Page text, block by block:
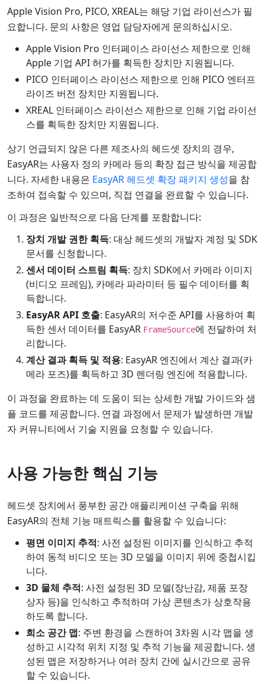
Apple Vision Pro, PICO, XREAL는 해당 기업 라이선스가 필
요합니다. 문의 사항은 영업 담당자에게 문의하십시오.
Apple Vision Pro 인터페이스 라이선스 제한으로 인해
Apple 기업 API 허가를 획득한 장치만 지원됩니다.
PICO 인터페이스 라이선스 제한으로 인해 PICO 엔터프
라이즈 버전 장치만 지원됩니다.
XREAL 인터페이스 라이선스 제한으로 인해 기업 라이선
스를 획득한 장치만 지원됩니다.
상기 언급되지 않은 다른 제조사의 헤드셋 장치의 경우,
EasyAR는 사용자 정의 카메라 등의 확장 접근 방식을 제공합
니다. 자세한 내용은 EasyAR 헤드셋 확장 패키지 생성을 참
조하여 접속할 수 있으며, 직접 연결을 완료할 수 있습니다.
이 과정은 일반적으로 다음 단계를 포함합니다:
장치 개발 권한 획득: 대상 헤드셋의 개발자 계정 및 SDK
문서를 신청합니다.
센서 데이터 스트림 획득: 장치 SDK에서 카메라 이미지
(비디오 프레임), 카메라 파라미터 등 필수 데이터를 획
득합니다.
EasyAR API 호출: EasyAR의 저수준 API를 사용하여 획
득한 센서 데이터를 EasyAR FrameSource에 전달하여 처
리합니다.
계산 결과 획득 및 적용: EasyAR 엔진에서 계산 결과(카
메라 포즈)를 획득하고 3D 렌더링 엔진에 적용합니다.
이 과정을 완료하는 데 도움이 되는 상세한 개발 가이드와 샘
플 코드를 제공합니다. 연결 과정에서 문제가 발생하면 개발
자 커뮤니티에서 기술 지원을 요청할 수 있습니다.
사용 가능한 핵심 기능
헤드셋 장치에서 풍부한 공간 애플리케이션 구축을 위해
EasyAR의 전체 기능 매트릭스를 활용할 수 있습니다:
평면 이미지 추적: 사전 설정된 이미지를 인식하고 추적
하여 동적 비디오 또는 3D 모델을 이미지 위에 중첩시킵
니다.
3D 물체 추적: 사전 설정된 3D 모델(장난감, 제품 포장
상자 등)을 인식하고 추적하며 가상 콘텐츠가 상호작용
하도록 합니다.
희소 공간 맵: 주변 환경을 스캔하여 3차원 시각 맵을 생
성하고 시각적 위치 지정 및 추적 기능을 제공합니다. 생
성된 맵은 저장하거나 여러 장치 간에 실시간으로 공유
할 수 있습니다.